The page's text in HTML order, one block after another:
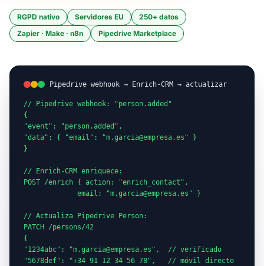
RGPD nativo Servidores EU
250+ datos
Zapier · Make · n8n
Pipedrive Marketplace
Pipedrive webhook → Enrich-CRM → actualizar
// Pipedrive webhook: "person.added"
{
"event": "person.added",
"data": { "email": "m.garcia@empresa.es" }
}
// Enrich-CRM enriquece:
POST /enrich { action: "enrich_contact",
// Actualiza Pipedrive Person:
PATCH /persons/42
{
"1234abc": "m.garcia@empresa.es",  // verificado
"5678def": "+34 91 12 34 56 78",   // móvil directo